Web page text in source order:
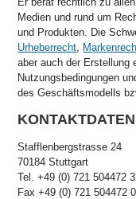
Medien und rund um
und Produkten. Die
Urheberrecht
aber auch der Erstellung
Nutzungsbedingungen
des Geschäftsmodells
KONTAKTDATEN
Stafflenbergstrasse 24
70184 Stuttgart
Tel. +49 (0) 721 504472
Fax +49 (0) 721 504472